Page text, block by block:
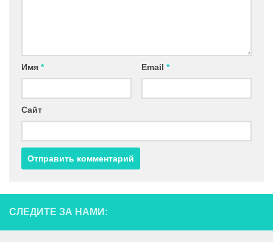
Имя * Email *
Сайт
СЛЕДИТЕ ЗА НАМИ: